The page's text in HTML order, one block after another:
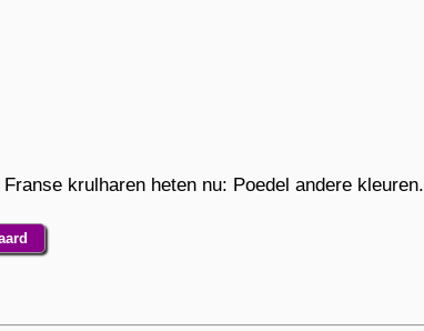
krulharen heten nu: Poedel andere kleuren.